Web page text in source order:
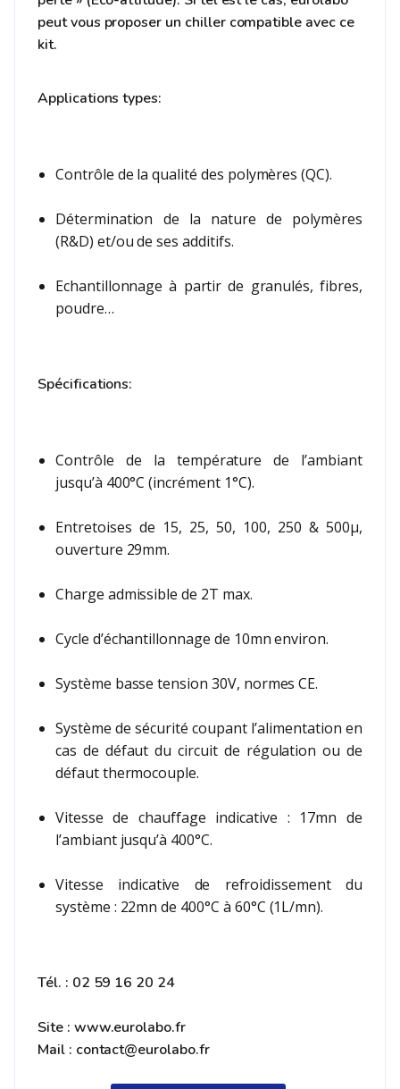
peut vous proposer un chiller compatible avec ce
kit.
Applications types:
Contrôle de la qualité des polymères (QC).
Détermination de la nature de polymères
(R&D) et/ou de ses additifs.
Echantillonnage à partir de granulés, fibres,
poudre…
Spécifications:
Contrôle de la température de l’ambiant
jusqu’à 400°C (incrément 1°C).
Entretoises de 15, 25, 50, 100, 250 & 500µ,
ouverture 29mm.
Charge admissible de 2T max.
Cycle d’échantillonnage de 10mn environ.
Système basse tension 30V, normes CE.
Système de sécurité coupant l’alimentation en
cas de défaut du circuit de régulation ou de
défaut thermocouple.
Vitesse de chauffage indicative : 17mn de
l’ambiant jusqu’à 400°C.
Vitesse indicative de refroidissement du
système : 22mn de 400°C à 60°C (1L/mn).
Tél. : 02 59 16 20 24
Site : www.eurolabo.fr
Mail : contact@eurolabo.fr